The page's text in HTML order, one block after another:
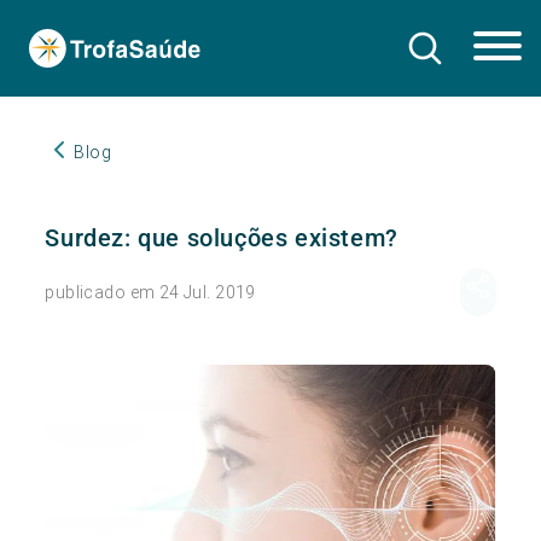
Blog
Surdez: que soluções existem?
publicado em 24 Jul. 2019